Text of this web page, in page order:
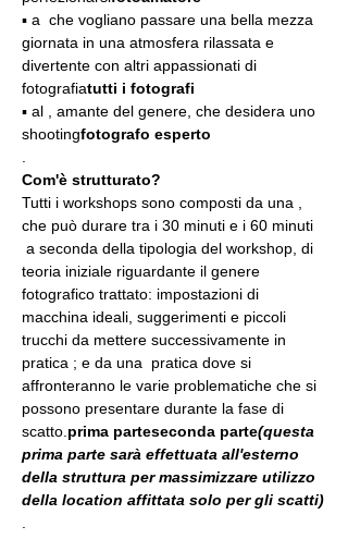
▪️ a che vogliano passare una bella mezza
giornata in una atmosfera rilassata e
divertente con altri appassionati di
fotografiatutti i fotografi
▪️ al
, amante del genere, che desidera uno
shootingfotografo esperto
Com'è strutturato?
Tutti i workshops sono composti da una
che può durare tra i 30 minuti e i 60 minuti
a seconda della tipologia del workshop, di
teoria iniziale riguardante il genere
fotografico trattato: impostazioni di
macchina ideali, suggerimenti e piccoli
trucchi da mettere successivamente in
pratica ; e da una
pratica dove si
affronteranno le varie problematiche che si
possono presentare durante la fase di
scatto. prima parteseconda parte(questa
prima parte sarà effettuata all'esterno
della struttura per massimizzare utilizzo
della location affittata solo per gli scatti)